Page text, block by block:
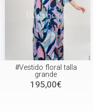
#Vestido floral talla
grande
195,00€